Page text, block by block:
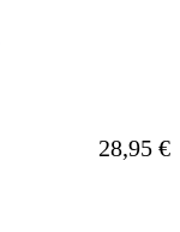
Ab
28,95 €